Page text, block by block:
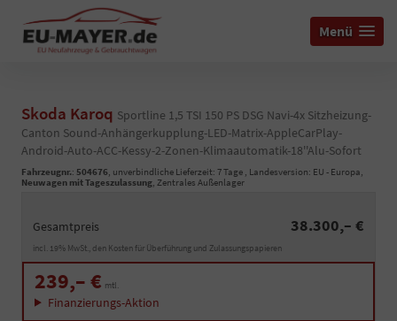
Menü
Skoda Karoq Sportline 1,5 TSI 150 PS DSG Navi-4x Sitzheizung-
Canton Sound-Anhängerkupplung-LED-Matrix-AppleCarPlay-
Android-Auto-ACC-Kessy-2-Zonen-Klimaautomatik-18''Alu-Sofort
Fahrzeugnr.: 504676, unverbindliche Lieferzeit: 7 Tage , Landesversion: EU - Europa,
Neuwagen mit Tageszulassung, Zentrales Außenlager
Gesamtpreis 38.300,– €
incl. 19% MwSt., den Kosten für Überführung und Zulassungspapieren
239,– € mtl.
Finanzierungs-Aktion